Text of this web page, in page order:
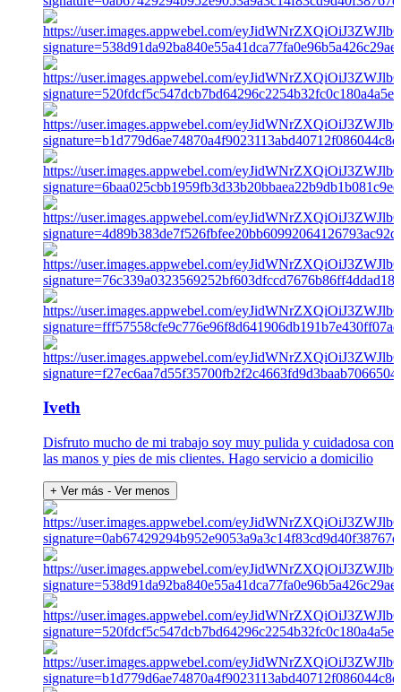
Iveth
Disfruto mucho de mi trabajo soy muy pulida y cuidadosa con
las manos y pies de mis clientes. Hago servicio a domicilio
+ Ver más - Ver menos